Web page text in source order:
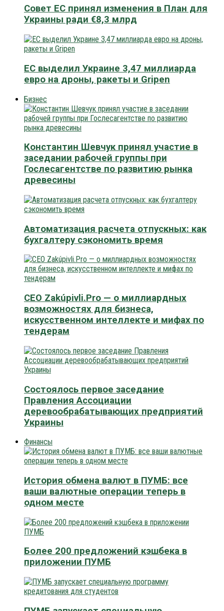
Совет ЕС принял изменения в План для
Украины ради €8,3 млрд
ЕС выделил Украине 3,47 миллиарда
евро на дроны, ракеты и Gripen
Бизнес
Константин Шевчук принял участие в
заседании рабочей группы при
Гослесагентстве по развитию рынка
древесины
Автоматизация расчета отпускных: как
бухгалтеру сэкономить время
CEO Zakúpivli.Pro — о миллиардных
возможностях для бизнеса,
искусственном интеллекте и мифах по
тендерам
Состоялось первое заседание
Правления Ассоциации
деревообрабатывающих предприятий
Украины
Финансы
История обмена валют в ПУМБ: все
ваши валютные операции теперь в
одном месте
Более 200 предложений кэшбека в
приложении ПУМБ